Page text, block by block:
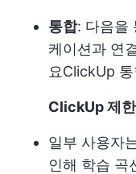
통합: 다음을
케이션과 연
요ClickUp
ClickUp 제
일부 사용자
인해 학습 곡